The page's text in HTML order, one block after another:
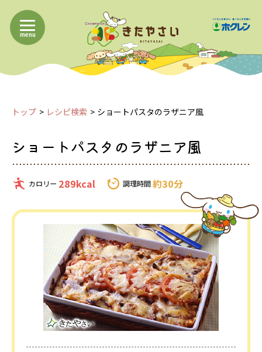
menu
トップ レシピ検索 ショートパスタのラザニア風
ショートパスタのラザニア風
カロリー 289kcal 調理時間 約30分